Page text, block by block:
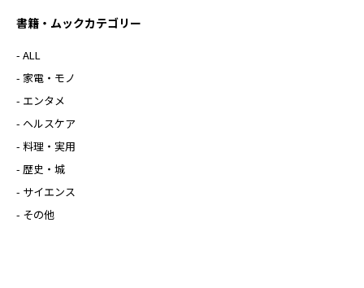
書籍・ムックカテゴリー
- ALL
- 家電・モノ
- エンタメ
- ヘルスケア
- 料理・実用
- 歴史・城
- サイエンス
- その他